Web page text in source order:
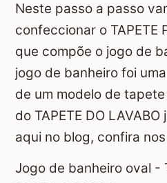
Neste passo a passo
confeccionar o TAPETE
que compõe o jogo de
jogo de banheiro foi
de um modelo de
do TAPETE DO
aqui no blog, confira
Jogo de banheiro oval -